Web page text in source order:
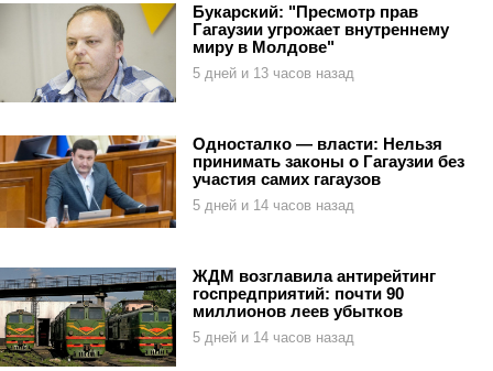
Букарский: "Пресмотр прав
Гагаузии угрожает внутреннему
миру в Молдове"
5 дней и 13 часов назад
Односталко — власти: Нельзя
принимать законы о Гагаузии без
участия самих гагаузов
5 дней и 14 часов назад
ЖДМ возглавила антирейтинг
госпредприятий: почти 90
миллионов леев убытков
5 дней и 14 часов назад